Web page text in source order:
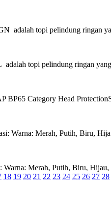
adalah topi pelindung ringan
topi pelindung ringan
BP65 Category Head
Warna: Merah, Putih, Biru,
Merah, Putih, Biru,
18 19 20 21 22 23 24 25 26 27 28